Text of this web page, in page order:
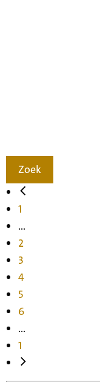
Zoek
1
...
2
3
4
5
6
...
1